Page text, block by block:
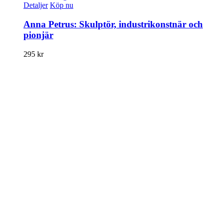
Detaljer Köp nu
Anna Petrus: Skulptör, industrikonstnär och
pionjär
295 kr